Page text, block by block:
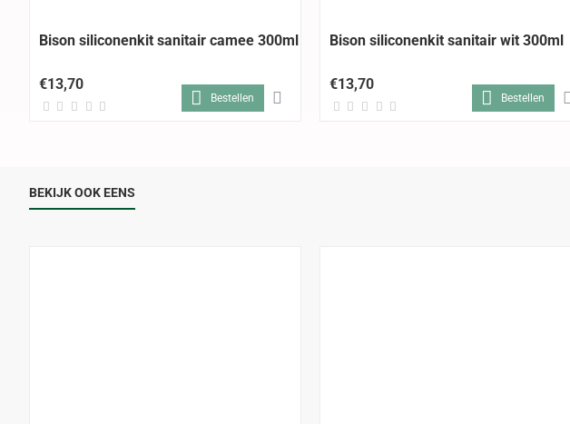
Bison siliconenkit sanitair camee 300ml
€13,70
Bestellen
Bison siliconenkit sanitair wit 300ml
€13,70
Bestellen
BEKIJK OOK EENS